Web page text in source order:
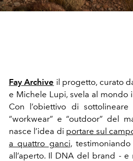
Fay Archive il progetto, curato
e Michele Lupi, svela al mondo
Con l’obiettivo di sottolineare
“workwear” e “outdoor” del
nasce l’idea di portare sul
a quattro ganci,
all’aperto. Il DNA del brand -